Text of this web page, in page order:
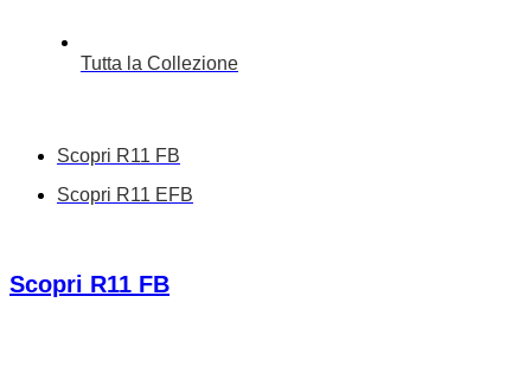
Tutta la Collezione
Scopri R11 FB
Scopri R11 EFB
Scopri R11 FB